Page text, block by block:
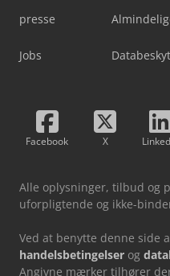
presse
Jobs
Facebook X
Alle oplysninger, tilbud og
uforpligtende og ikke-
Ved at benytte denne side
handelsbetingelser og
Angivne mærker tilhører